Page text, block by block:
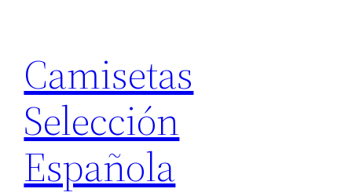
contenido
Camisetas
Selección
Española